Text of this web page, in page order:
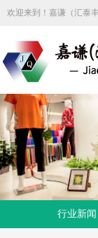
欢迎来到！嘉谦（汇泰
行业新闻